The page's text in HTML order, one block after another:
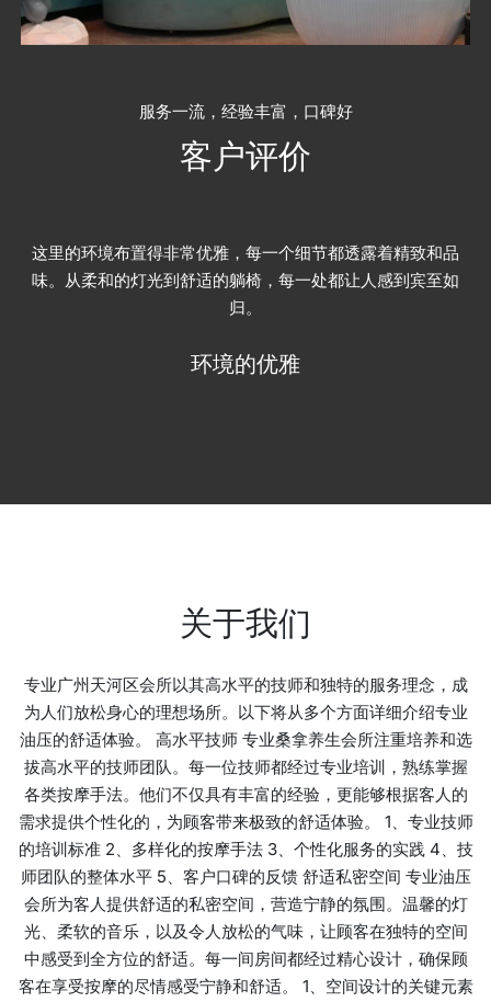
服务一流，经验丰富，口碑好
客户评价
对我来说，这家养生桑拿会馆就是放松的天堂。在这里，我可
以完全放下工作的压力，享受一段属于自己的宁静时光。
关于我们
专业广州天河区会所以其高水平的技师和独特的服务理念，成
为人们放松身心的理想场所。以下将从多个方面详细介绍专业
油压的舒适体验。 高水平技师 专业桑拿养生会所注重培养和选
拔高水平的技师团队。每一位技师都经过专业培训，熟练掌握
各类按摩手法。他们不仅具有丰富的经验，更能够根据客人的
需求提供个性化的，为顾客带来极致的舒适体验。 1、专业技师
的培训标准 2、多样化的按摩手法 3、个性化服务的实践 4、技
师团队的整体水平 5、客户口碑的反馈 舒适私密空间 专业油压
会所为客人提供舒适的私密空间，营造宁静的氛围。温馨的灯
光、柔软的音乐，以及令人放松的气味，让顾客在独特的空间
中感受到全方位的舒适。每一间房间都经过精心设计，确保顾
客在享受按摩的尽情感受宁静和舒适。 1、空间设计的关键元素